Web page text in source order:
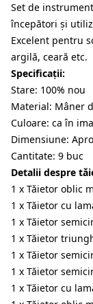
Set de
începători și
Excelent pentru
argilă, ceară etc.
Specificații:
Stare: 100% nou
Material: Mâner
Culoare: ca în
Dimensiune:
Cantitate: 9 buc
Detalii despre
1 x Tăietor oblic
1 x Tăietor cu
1 x Tăietor
1 x Tăietor
1 x Tăietor
1 x Tăietor
1 x Tăietor cu